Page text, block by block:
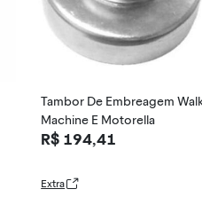
Tambor De Embreagem
Machine E Motorella
R$ 194,41
Extra